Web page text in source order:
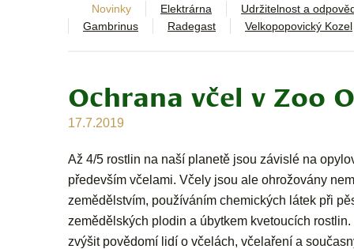
Novinky Elektrárna Udržitelnost a
Gambrinus
Radegast Velkopopovický Kozel
Ochrana včel v Zoo
17.7.2019
Až 4/5 rostlin na naší planetě jsou závislé na
především včelami. Včely jsou ale ohrožovány
zemědělstvím, používáním chemických látek při
zemědělských plodin a úbytkem kvetoucích
zvýšit povědomí lidí o včelách, včelaření a